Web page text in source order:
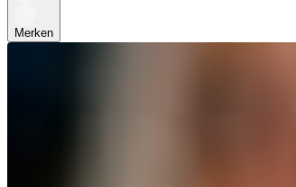
Merken